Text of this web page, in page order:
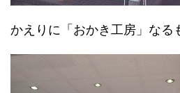
かえりに「おかき工房」なる